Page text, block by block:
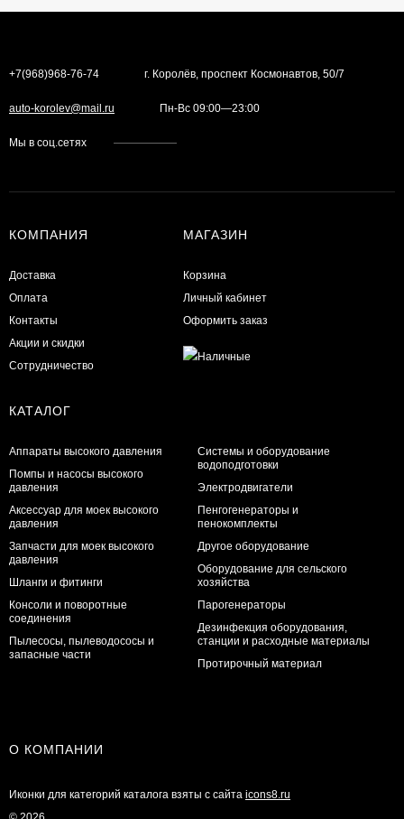
+7(968)968-76-74 г. Королёв, проспект Космонавтов, 50/7
auto-korolev@mail.ru Пн-Вс 09:00—23:00
Мы в соц.сетях
КОМПАНИЯ
Доставка
Оплата
Контакты
Акции и скидки
Сотрудничество
МАГАЗИН
Корзина
Личный кабинет
Оформить заказ
КАТАЛОГ
Аппараты высокого давления
Помпы и насосы высокого
давления
Аксессуар для моек высокого
давления
Запчасти для моек высокого
давления
Шланги и фитинги
Консоли и поворотные
соединения
Пылесосы, пылеводососы и
запасные части
Системы и оборудование
водоподготовки
Электродвигатели
Пенгогенераторы и
пенокомплекты
Другое оборудование
Оборудование для сельского
хозяйства
Парогенераторы
Дезинфекция оборудования,
станции и расходные материалы
Протирочный материал
О КОМПАНИИ
Иконки для категорий каталога взяты с сайта icons8.ru